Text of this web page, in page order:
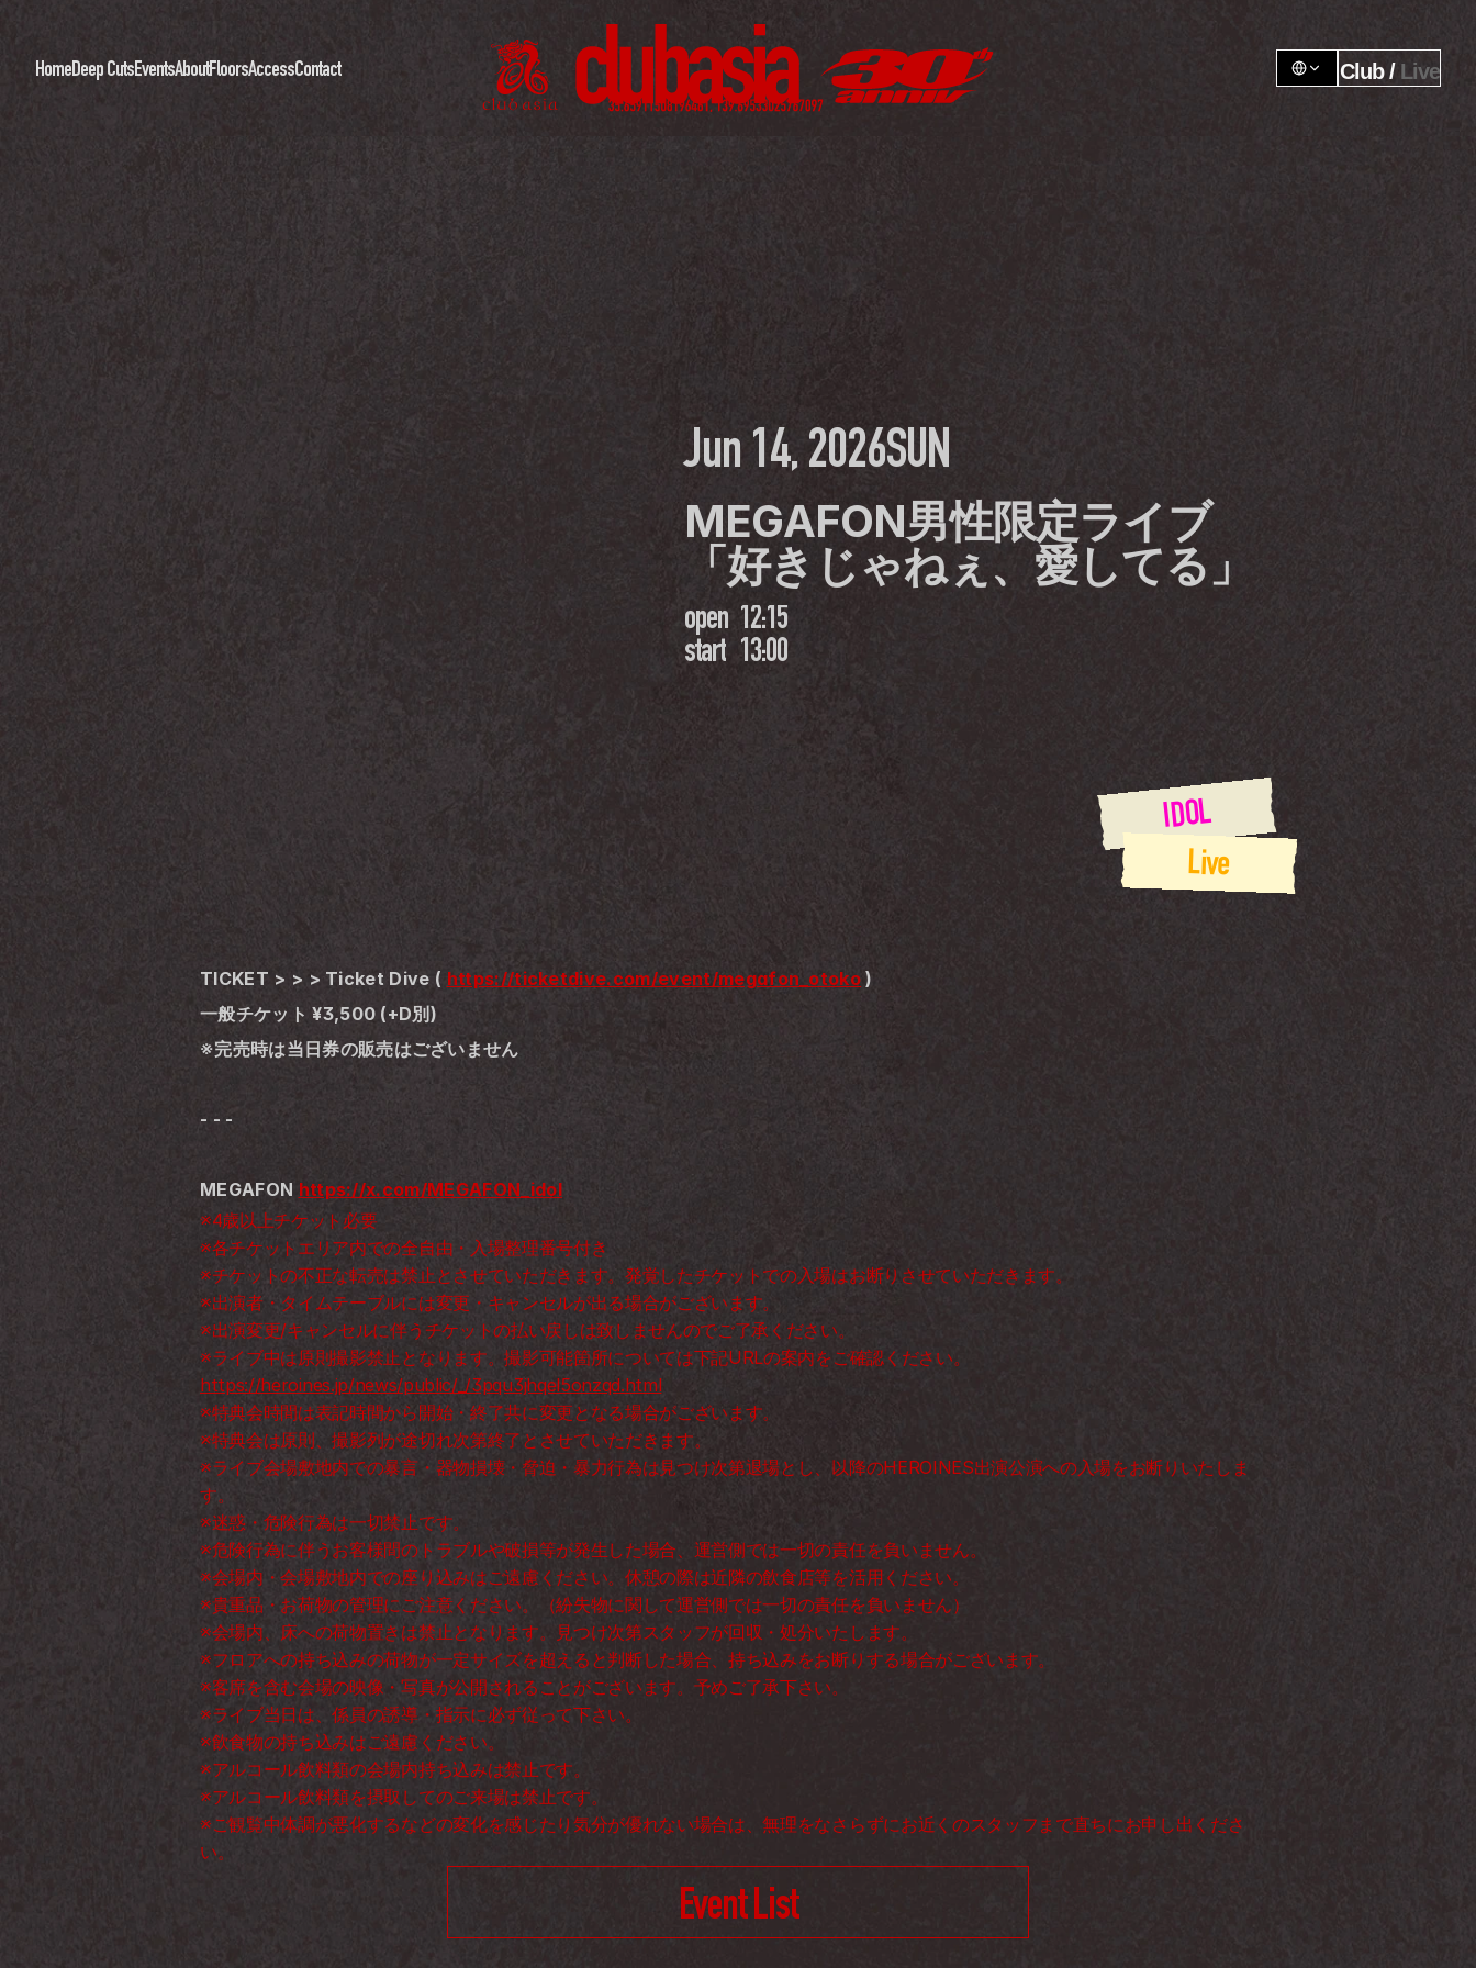
HomeDeep CutsEventsAboutFloorsAccessContact Club / Live
Jun 14, 2026SUN
MEGAFON男性限定ライブ
「好きじゃねぇ、愛してる」
open 12:15
start 13:00
IDOL
Live
TICKET > > > Ticket Dive ( https://ticketdive.com/event/megafon_otoko )
一般チケット ¥3,500 (+D別)
※完売時は当日券の販売はございません
- - -
MEGAFON https://x.com/MEGAFON_idol
※4歳以上チケット必要
※各チケットエリア内での全自由・入場整理番号付き
※チケットの不正な転売は禁止とさせていただきます。発覚したチケットでの入場はお断りさせていただきます。
※出演者・タイムテーブルには変更・キャンセルが出る場合がございます。
※出演変更/キャンセルに伴うチケットの払い戻しは致しませんのでご了承ください。
https://heroines.jp/news/public/_/3pqu3jhqel5onzqd.html
※特典会時間は表記時間から開始・終了共に変更となる場合がございます。
※特典会は原則、撮影列が途切れ次第終了とさせていただきます。
※ライブ会場敷地内での暴言・器物損壊・脅迫・暴力行為は見つけ次第退場とし、以降のHEROINES出演公演への入場をお断りいたしま
す。
※迷惑・危険行為は一切禁止です。
※危険行為に伴うお客様間のトラブルや破損等が発生した場合、運営側では一切の責任を負いません。
※会場内・会場敷地内での座り込みはご遠慮ください。休憩の際は近隣の飲食店等を活用ください。
※貴重品・お荷物の管理にご注意ください。（紛失物に関して運営側では一切の責任を負いません）
※会場内、床への荷物置きは禁止となります。見つけ次第スタッフが回収・処分いたします。
※フロアへの持ち込みの荷物が一定サイズを超えると判断した場合、持ち込みをお断りする場合がございます。
※客席を含む会場の映像・写真が公開されることがございます。予めご了承下さい。
※ライブ当日は、係員の誘導・指示に必ず従って下さい。
※飲食物の持ち込みはご遠慮ください。
※アルコール飲料類の会場内持ち込みは禁止です。
※アルコール飲料類を摂取してのご来場は禁止です。
※ご観覧中体調が悪化するなどの変化を感じたり気分が優れない場合は、無理をなさらずにお近くのスタッフまで直ちにお申し出くださ
い。
Event List